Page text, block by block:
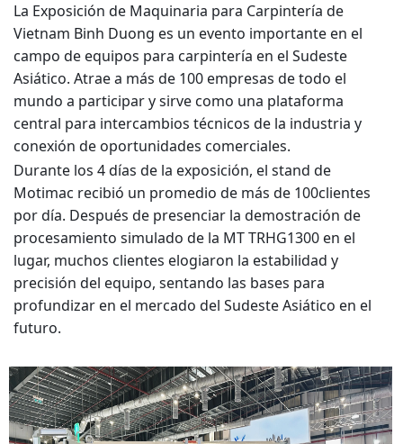
La Exposición de Maquinaria para Carpintería de
Vietnam Binh Duong es un evento importante en el
campo de equipos para carpintería en el Sudeste
Asiático. Atrae a más de 100 empresas de todo el
mundo a participar y sirve como una plataforma
central para intercambios técnicos de la industria y
conexión de oportunidades comerciales.
Durante los 4 días de la exposición, el stand de
Motimac recibió un promedio de más de 100clientes
por día. Después de presenciar la demostración de
procesamiento simulado de la MT TRHG1300 en el
lugar, muchos clientes elogiaron la estabilidad y
precisión del equipo, sentando las bases para
profundizar en el mercado del Sudeste Asiático en el
futuro.